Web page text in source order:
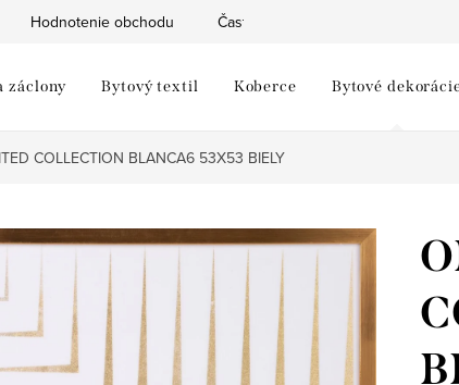
Hodnotenie obchodu Často kladené otázky
záclony Bytový textil Koberce Bytové
COLLECTION BLANCA6 53X53 BIELY